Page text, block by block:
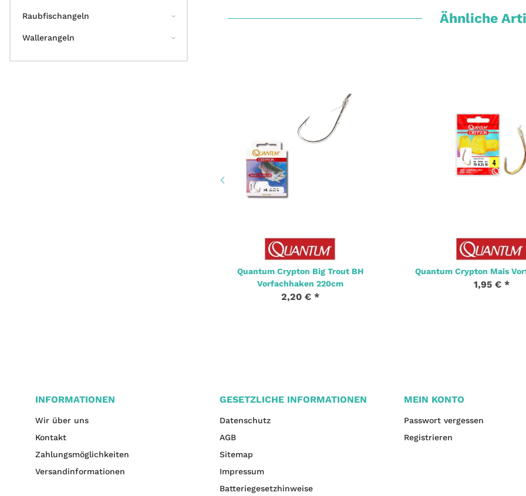
Ähnliche
Quantum Crypton Big Trout BH
Vorfachhaken 220cm
2,20 € *
Quantum Crypton Mais
1,95 € *
Raubfischangeln
Wallerangeln
INFORMATIONEN
Wir über uns
Kontakt
Zahlungsmöglichkeiten
Versandinformationen
GESETZLICHE INFORMATIONEN
Datenschutz
AGB
Sitemap
Impressum
Batteriegesetzhinweise
MEIN KONTO
Passwort vergessen
Registrieren